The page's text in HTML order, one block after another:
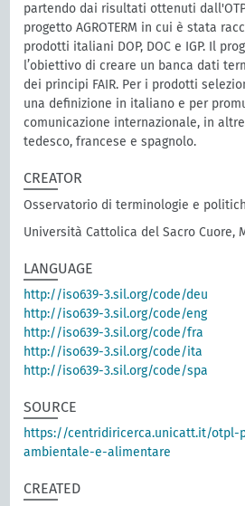
partendo dai risultati ottenuti
progetto AGROTERM in cui è stata
prodotti italiani DOP, DOC e IGP. Il
l’obiettivo di creare un banca dati
dei principi FAIR. Per i prodotti
una definizione in italiano e per
comunicazione internazionale, in
tedesco, francese e spagnolo.
CREATOR
Osservatorio di terminologie e
Università Cattolica del Sacro Cuore,
LANGUAGE
http://iso639-3.sil.org/code/deu
http://iso639-3.sil.org/code/eng
http://iso639-3.sil.org/code/fra
http://iso639-3.sil.org/code/ita
http://iso639-3.sil.org/code/spa
SOURCE
https://centridiricerca.unicatt.it/otpl-
ambientale-e-alimentare
CREATED